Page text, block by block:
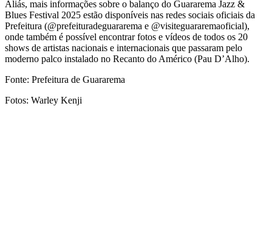
Aliás, mais informações sobre o balanço do Guararema Jazz &
Blues Festival 2025 estão disponíveis nas redes sociais oficiais da
Prefeitura (@prefeituradeguararema e @visiteguararemaoficial),
onde também é possível encontrar fotos e vídeos de todos os 20
shows de artistas nacionais e internacionais que passaram pelo
moderno palco instalado no Recanto do Américo (Pau D’Alho).
Fonte: Prefeitura de Guararema
Fotos: Warley Kenji